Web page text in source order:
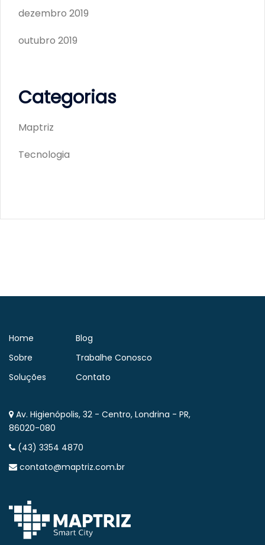
dezembro 2019
outubro 2019
Categorias
Maptriz
Tecnologia
Home
Sobre
Soluções
Blog
Trabalhe Conosco
Contato
Av. Higienópolis, 32 - Centro, Londrina - PR,
86020-080
(43) 3354 4870
contato@maptriz.com.br